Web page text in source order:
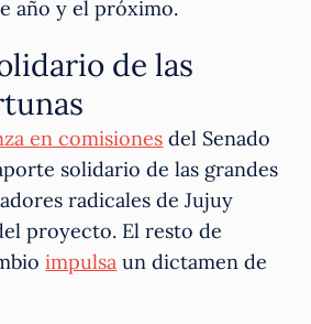
año y el próximo.
de las
en comisiones del Senado
solidario de las grandes
radicales de Jujuy
proyecto. El resto de
impulsa un dictamen de